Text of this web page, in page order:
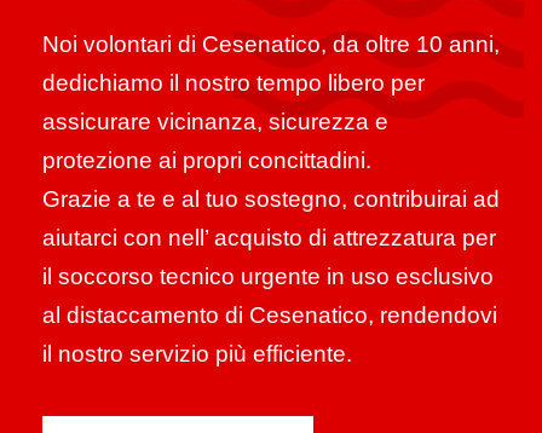
Noi volontari di Cesenatico, da oltre 10 anni,
dedichiamo il nostro tempo libero per
assicurare vicinanza, sicurezza e
protezione ai propri concittadini.
Grazie a te e al tuo sostegno, contribuirai ad
aiutarci con nell’ acquisto di attrezzatura per
il soccorso tecnico urgente in uso esclusivo
al distaccamento di Cesenatico, rendendovi
il nostro servizio più efficiente.